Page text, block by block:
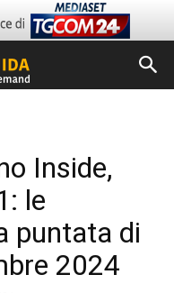
Inside,
le
puntata di
2024